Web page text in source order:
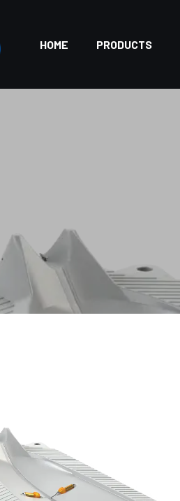
HOME PRODUCTS